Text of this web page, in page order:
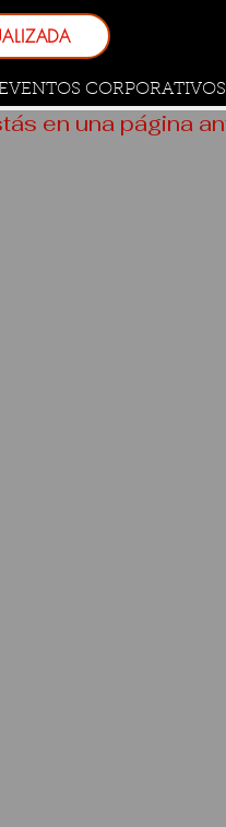
CORPORATIVOS